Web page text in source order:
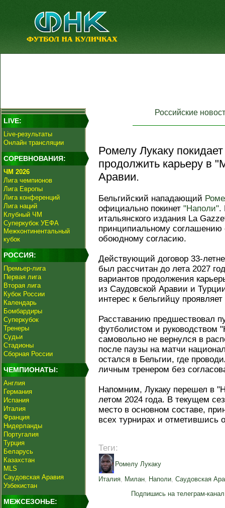
LIVE:
Live-результаты
Онлайн трансляции
СОРЕВНОВАНИЯ:
ЧМ 2026
Лига чемпионов
Лига Европы
Лига конференций
Лига наций
Клубный ЧМ
Суперкубок УЕФА
Межконтинентальный
кубок
РОССИЯ:
Премьер-лига
Первая лига
Вторая лига
Кубок России
Календарь
Бомбардиры
Суперкубок
Тренеры
Судьи
Стадионы
Сборная России
ЧЕМПИОНАТЫ:
Англия
Германия
Испания
Италия
Франция
Нидерланды
Португалия
Турция
Беларусь
Казахстан
MLS
Саудовская Аравия
Узбекистан
МЕЖСЕЗОНЬЕ:
Российские
Ромелу Лукаку
продолжить карьеру в
Аравии.
Бельгийский нападающий
официально покинет "Наполи".
итальянского издания La
принципиальному соглашению
обоюдному согласию.
Действующий договор 33-
был рассчитан до лета 2027
вариантов продолжения
из Саудовской Аравии и
интерес к бельгийцу
Расставанию предшествовал
футболистом и руководством
самовольно не вернулся в
после паузы на матчи
остался в Бельгии, где
личным тренером без
Напомним, Лукаку перешел в
летом 2024 года. В текущем
место в основном составе,
всех турнирах и
Теги:
Ромелу Лукаку
Италия, Милан, Наполи, Саудовская
Подпишись на телеграм-